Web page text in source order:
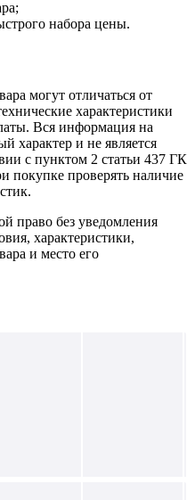
набора цены.
могут отличаться от
характеристики
Вся информация на
характер и не является
с пунктом 2 статьи 437 ГК
покупке проверять наличие
право без уведомления
характеристики,
и место его